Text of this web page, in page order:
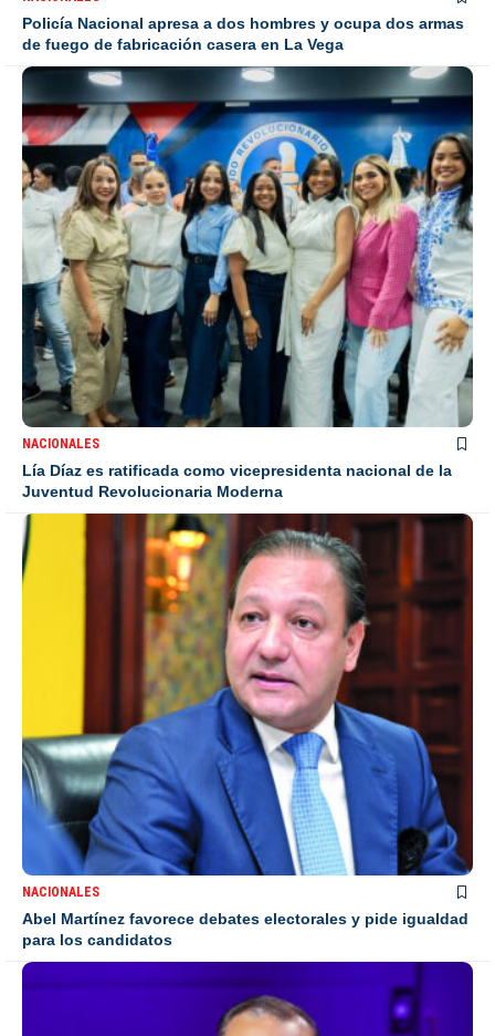
Policía Nacional apresa a dos hombres y ocupa dos armas
de fuego de fabricación casera en La Vega
NACIONALES
Lía Díaz es ratificada como vicepresidenta nacional de la
Juventud Revolucionaria Moderna
NACIONALES
Abel Martínez favorece debates electorales y pide igualdad
para los candidatos